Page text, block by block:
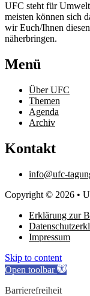
UFC steht für
meisten können sich
wir Euch/Ihnen
näherbringen.
Menü
Über UFC
Themen
Agenda
Archiv
Kontakt
info@ufc-
Copyright © 2026 •
Erklärung zur
Impressum
Skip to content
Open toolbar
Barrierefreiheit